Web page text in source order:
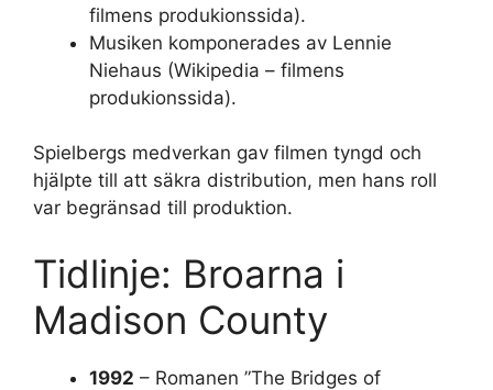
filmens produkionssida).
Musiken komponerades av Lennie
Niehaus (Wikipedia – filmens
produkionssida).
Spielbergs medverkan gav filmen tyngd och
hjälpte till att säkra distribution, men hans roll
var begränsad till produktion.
Tidlinje: Broarna i
Madison County
1992 – Romanen ”The Bridges of